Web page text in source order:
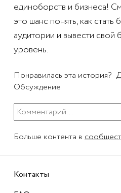
единоборств и бизнеса!
это шанс понять, как стать
аудитории и вывести свой
уровень.
Понравилась эта история?
Обсуждение
Больше контента в
Контакты